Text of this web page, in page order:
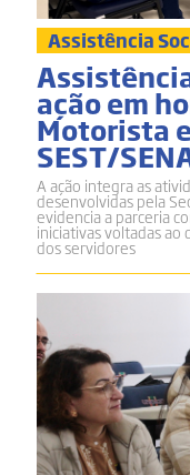
Assistência
ação em
Motorista
SEST/
A ação integra as
desenvolvidas pela
evidencia a parceria
iniciativas voltadas
dos servidores